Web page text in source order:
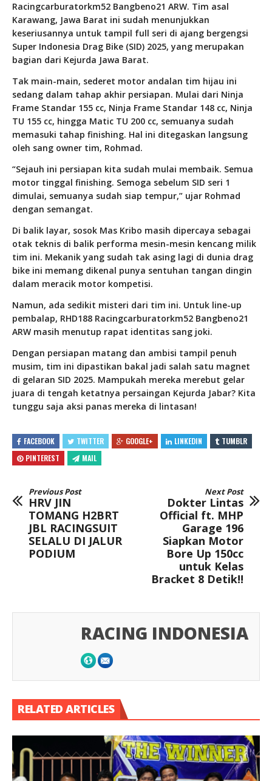
Racingcarburatorkm52 Bangbeno21 ARW. Tim asal
Karawang, Jawa Barat ini sudah menunjukkan
keseriusannya untuk tampil full seri di ajang bergengsi
Super Indonesia Drag Bike (SID) 2025, yang merupakan
bagian dari Kejurda Jawa Barat.
Tak main-main, sederet motor andalan tim hijau ini
sedang dalam tahap akhir persiapan. Mulai dari Ninja
Frame Standar 155 cc, Ninja Frame Standar 148 cc, Ninja
TU 155 cc, hingga Matic TU 200 cc, semuanya sudah
memasuki tahap finishing. Hal ini ditegaskan langsung
oleh sang owner tim, Rohmad.
“Sejauh ini persiapan kita sudah mulai membaik. Semua
motor tinggal finishing. Semoga sebelum SID seri 1
dimulai, semuanya sudah siap tempur,” ujar Rohmad
dengan semangat.
Di balik layar, sosok Mas Kribo masih dipercaya sebagai
otak teknis di balik performa mesin-mesin kencang milik
tim ini. Mekanik yang sudah tak asing lagi di dunia drag
bike ini memang dikenal punya sentuhan tangan dingin
dalam meracik motor kompetisi.
Namun, ada sedikit misteri dari tim ini. Untuk line-up
pembalap, RHD188 Racingcarburatorkm52 Bangbeno21
ARW masih menutup rapat identitas sang joki.
Dengan persiapan matang dan ambisi tampil penuh
musim, tim ini dipastikan bakal jadi salah satu magnet
di gelaran SID 2025. Mampukah mereka merebut gelar
juara di tengah ketatnya persaingan Kejurda Jabar? Kita
tunggu saja aksi panas mereka di lintasan!
FACEBOOK TWITTER GOOGLE+ LINKEDIN
TUMBLR
PINTEREST
MAIL
Previous Post
HRV JIN
TOMANG H2BRT
JBL RACINGSUIT
SELALU DI JALUR
PODIUM
Next Post
Dokter Lintas
Official ft. MHP
Garage 196
Siapkan Motor
Bore Up 150cc
untuk Kelas
Bracket 8 Detik!!
RACING INDONESIA
RELATED ARTICLES